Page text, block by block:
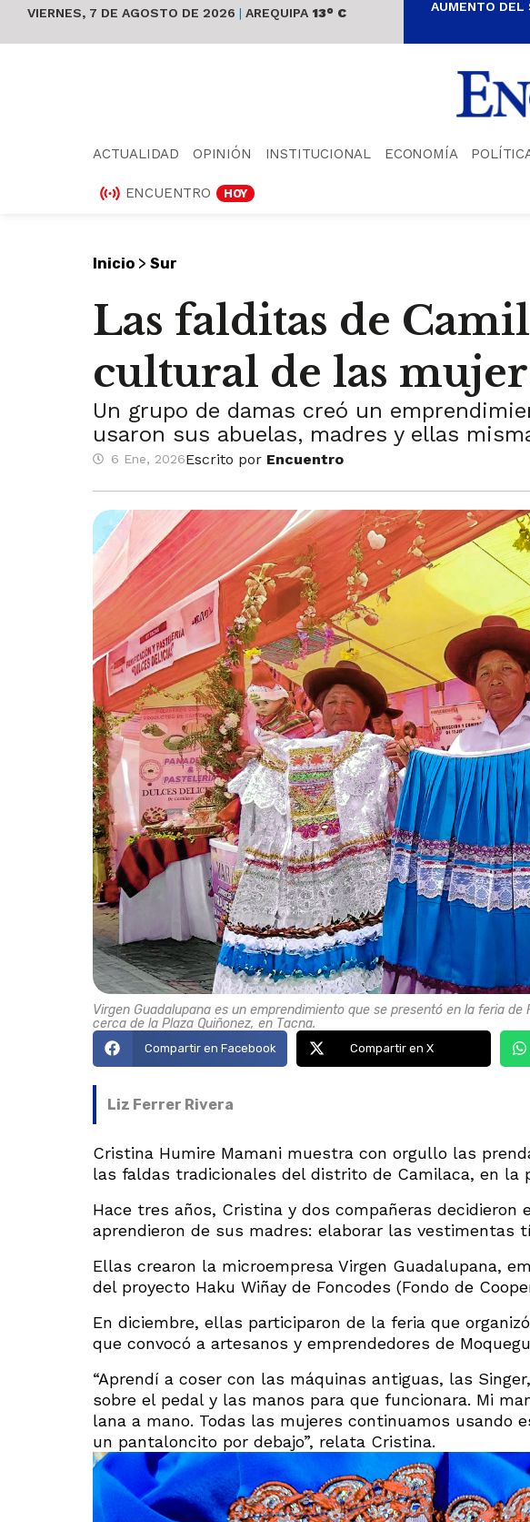
VIERNES, 7 DE AGOSTO DE 2026 | AREQUIPA 13° C AUMENTO DEL
ACTUALIDAD OPINIÓN INSTITUCIONAL ECONOMÍA
ENCUENTRO HOY
Inicio > Sur
Las falditas de
cultural de las
Un grupo de damas creó un
usaron sus abuelas, madres y ellas
6 Ene, 2026Escrito por Encuentro
Virgen Guadalupana es un emprendimiento que se presentó en la feria
cerca de la Plaza Quiñonez, en Tacna.
Compartir en Facebook Compartir en X
Liz Ferrer Rivera
Cristina Humire Mamani muestra con orgullo las
las faldas tradicionales del distrito de Camilaca, en la
Hace tres años, Cristina y dos compañeras decidieron
aprendieron de sus madres: elaborar las vestimentas
Ellas crearon la microempresa Virgen Guadalupana,
del proyecto Haku Wiñay de Foncodes (Fondo de
En diciembre, ellas participaron de la feria que
que convocó a artesanos y emprendedores de
“Aprendí a coser con las máquinas antiguas, las
sobre el pedal y las manos para que funcionara. Mi
lana a mano. Todas las mujeres continuamos usando
un pantaloncito por debajo”, relata Cristina.